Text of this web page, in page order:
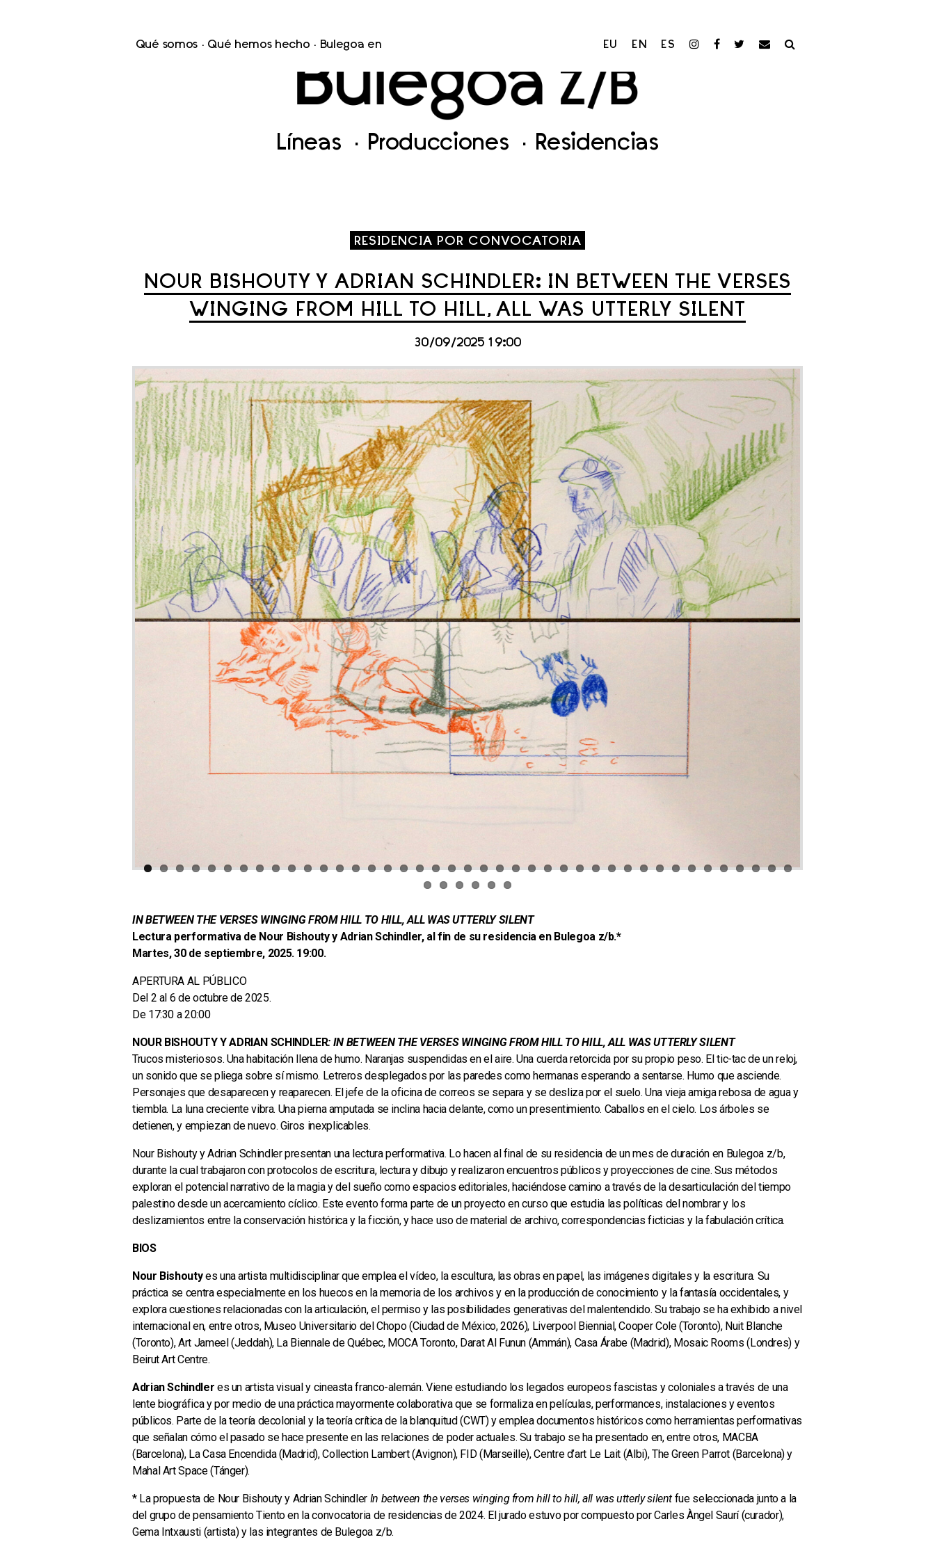
Qué somos Qué hemos hecho Bulegoa en EU EN ES
Líneas Producciones Residencias
RESIDENCIA POR CONVOCATORIA
NOUR BISHOUTY Y ADRIAN SCHINDLER: IN BETWEEN THE VERSES
WINGING FROM HILL TO HILL, ALL WAS UTTERLY SILENT
30/09/2025 19:00
IN BETWEEN THE VERSES WINGING FROM HILL TO HILL, ALL WAS UTTERLY SILENT
Lectura performativa de Nour Bishouty y Adrian Schindler, al fin de su residencia en Bulegoa z/b.*
Martes, 30 de septiembre, 2025. 19:00.
APERTURA AL PÚBLICO
Del 2 al 6 de octubre de 2025.
De 17:30 a 20:00
NOUR BISHOUTY Y ADRIAN SCHINDLER: IN BETWEEN THE VERSES WINGING FROM HILL TO HILL, ALL WAS UTTERLY SILENT
Trucos misteriosos. Una habitación llena de humo. Naranjas suspendidas en el aire. Una cuerda retorcida por su propio peso. El tic-tac de un reloj,
un sonido que se pliega sobre sí mismo. Letreros desplegados por las paredes como hermanas esperando a sentarse. Humo que asciende.
Personajes que desaparecen y reaparecen. El jefe de la oficina de correos se separa y se desliza por el suelo. Una vieja amiga rebosa de agua y
tiembla. La luna creciente vibra. Una pierna amputada se inclina hacia delante, como un presentimiento. Caballos en el cielo. Los árboles se
detienen, y empiezan de nuevo. Giros inexplicables.
Nour Bishouty y Adrian Schindler presentan una lectura performativa. Lo hacen al final de su residencia de un mes de duración en Bulegoa z/b,
durante la cual trabajaron con protocolos de escritura, lectura y dibujo y realizaron encuentros públicos y proyecciones de cine. Sus métodos
exploran el potencial narrativo de la magia y del sueño como espacios editoriales, haciéndose camino a través de la desarticulación del tiempo
palestino desde un acercamiento cíclico. Este evento forma parte de un proyecto en curso que estudia las políticas del nombrar y los
deslizamientos entre la conservación histórica y la ficción, y hace uso de material de archivo, correspondencias ficticias y la fabulación crítica.
BIOS
Nour Bishoutyes una artista multidisciplinar que emplea el vídeo, la escultura, las obras en papel, las imágenes digitales y la escritura. Su
práctica se centra especialmente en los huecos en la memoria de los archivos y en la producción de conocimiento y la fantasía occidentales, y
explora cuestiones relacionadas con la articulación, el permiso y las posibilidades generativas del malentendido. Su trabajo se ha exhibido a nivel
internacional en, entre otros, Museo Universitario del Chopo (Ciudad de México, 2026), Liverpool Biennial, Cooper Cole (Toronto), Nuit Blanche
(Toronto), Art Jameel (Jeddah), La Biennale de Québec, MOCA Toronto, Darat Al Funun (Ammán), Casa Árabe (Madrid), Mosaic Rooms (Londres) y
Beirut Art Centre.
Adrian Schindler es un artista visual y cineasta franco-alemán. Viene estudiando los legados europeos fascistas y coloniales a través de una
lente biográfica y por medio de una práctica mayormente colaborativa que se formaliza en películas, performances, instalaciones y eventos
públicos. Parte de la teoría decolonial y la teoría crítica de la blanquitud (CWT) y emplea documentos históricos como herramientas performativas
que señalan cómo el pasado se hace presente en las relaciones de poder actuales. Su trabajo se ha presentado en, entre otros, MACBA
(Barcelona), La Casa Encendida (Madrid), Collection Lambert (Avignon), FID (Marseille), Centre d’art Le Lait (Albi), The Green Parrot (Barcelona) y
Mahal Art Space (Tánger).
* La propuesta de Nour Bishouty y Adrian Schindler In between the verses winging from hill to hill, all was utterly silent fue seleccionada junto a la
del grupo de pensamiento Tiento en la convocatoria de residencias de 2024. El jurado estuvo por compuesto por Carles Àngel Saurí (curador),
Gema Intxausti (artista)y las integrantes de Bulegoa z/b.